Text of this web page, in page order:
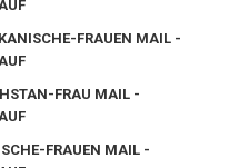
FRAUEN MAIL -
FRAU MAIL -
FRAUEN MAIL -